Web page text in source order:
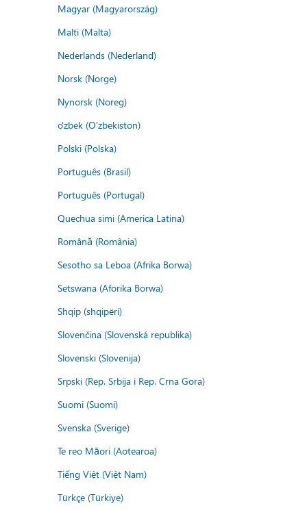
Magyar (Magyarország)
Malti (Malta)
Nederlands (Nederland)
Norsk (Norge)
Nynorsk (Noreg)
o'zbek (O'zbekiston)
Polski (Polska)
Português (Brasil)
Português (Portugal)
Quechua simi (America Latina)
Română (România)
Sesotho sa Leboa (Afrika Borwa)
Setswana (Aforika Borwa)
Shqip (shqipëri)
Slovenčina (Slovenská republika)
Slovenski (Slovenija)
Srpski (Rep. Srbija i Rep. Crna Gora)
Suomi (Suomi)
Svenska (Sverige)
Te reo Māori (Aotearoa)
Tiếng Việt (Việt Nam)
Türkçe (Türkiye)